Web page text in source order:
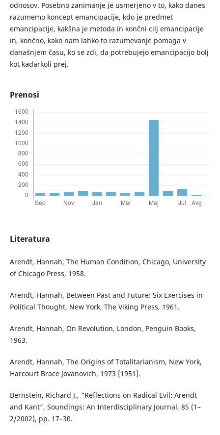
odnosov. Posebno zanimanje je usmerjeno v to, kako danes
razumemo koncept emancipacije, kdo je predmet
emancipacije, kakšna je metoda in končni cilj emancipacije
in, končno, kako nam lahko to razumevanje pomaga v
današnjem času, ko se zdi, da potrebujejo emancipacijo bolj
kot kadarkoli prej.
Prenosi
Literatura
Arendt, Hannah, The Human Condition, Chicago, University
of Chicago Press, 1958.
Arendt, Hannah, Between Past and Future: Six Exercises in
Political Thought, New York, The Viking Press, 1961.
Arendt, Hannah, On Revolution, London, Penguin Books,
1963.
Arendt, Hannah, The Origins of Totalitarianism, New York,
Harcourt Brace Jovanovich, 1973 [1951].
Bernstein, Richard J., “Reflections on Radical Evil: Arendt
and Kant”, Soundings: An Interdisciplinary Journal, 85 (1–
2/2002), pp. 17–30.